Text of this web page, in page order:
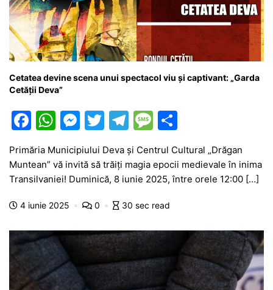
Cetatea devine scena unui spectacol viu și captivant: „Garda
Cetății Deva”
F
a
c
e
b
o
k
W
at
s
A
p
M
e
s
s
e
g
er
T
itt
er
T
el
e
gr
a
M
s
s
a
e
ta
je
ă
Primăria Municipiului Deva și Centrul Cultural „Drăgan
Muntean” vă invită să trăiți magia epocii medievale în inima
Transilvaniei! Duminică, 8 iunie 2025, între orele 12:00 […]
4 iunie 2025 0 30 sec read